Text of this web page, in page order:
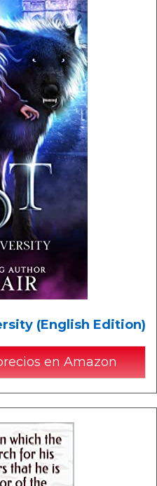
(English Edition)
en Amazon